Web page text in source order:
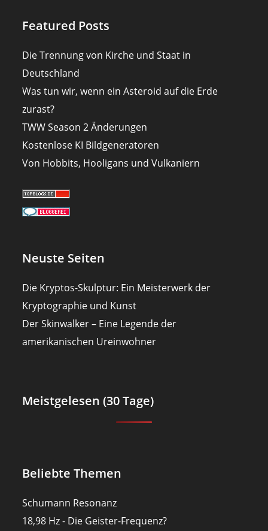
Featured Posts
Die Trennung von Kirche und Staat in
Deutschland
Was tun wir, wenn ein Asteroid auf die Erde
zurast?
TWW Season 2 Änderungen
Kostenlose KI Bildgeneratoren
Von Hobbits, Hooligans und Vulkaniern
Neuste Seiten
Die Kryptos-Skulptur: Ein Meisterwerk der
Kryptographie und Kunst
Der Skinwalker – Eine Legende der
amerikanischen Ureinwohner
Meistgelesen (30 Tage)
Beliebte Themen
Schumann Resonanz
18,98 Hz - Die Geister-Frequenz?